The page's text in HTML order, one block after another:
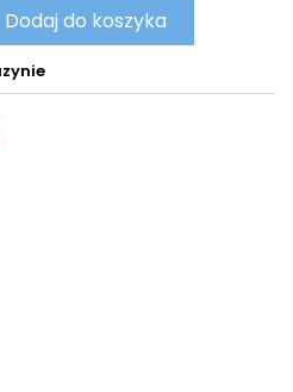
Dodaj do koszyka